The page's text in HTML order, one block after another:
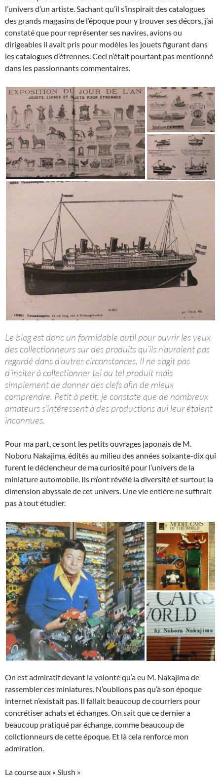
l’univers d’un artiste. Sachant qu’il s’inspirait des catalogues
des grands magasins de l’époque pour y trouver ses décors, j’ai
constaté que pour représenter ses navires, avions ou
dirigeables il avait pris pour modèles les jouets figurant dans
les catalogues d’étrennes. Ceci n’était pourtant pas mentionné
dans les passionnants commentaires.
Le blog est donc un formidable outil pour ouvrir les yeux
des collectionneurs sur des produits qu’ils n’auraient pas
regardé dans d’autres circonstances. Il ne s’agit pas
d’inciter à collectionner tel ou tel produit mais
simplement de donner des clefs afin de mieux
comprendre. Petit à petit, je constate que de nombreux
amateurs s’intéressent à des productions qui leur étaient
inconnues.
Pour ma part, ce sont les petits ouvrages japonais de M.
Noboru Nakajima, édités au milieu des années soixante-dix qui
furent le déclencheur de ma curiosité pour l’univers de la
miniature automobile. Ils m’ont révélé la diversité et surtout la
dimension abyssale de cet univers. Une vie entière ne suffirait
pas à tout étudier.
On est admiratif devant la volonté qu’a eu M. Nakajima de
rassembler ces miniatures. N’oublions pas qu’à son époque
internet n’existait pas. Il fallait beaucoup de courriers pour
concrétiser achats et échanges. On sait que ce dernier a
beaucoup pratiqué par échange, comme beaucoup de
collctionneurs de cette époque. Et là cela renforce mon
admiration.
La course aux « Slush »